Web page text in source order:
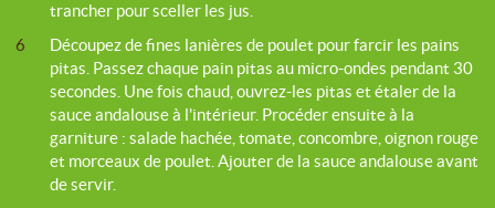
trancher pour sceller les jus.
6
Découpez de fines lanières de poulet pour farcir les pains
pitas. Passez chaque pain pitas au micro-ondes pendant 30
secondes. Une fois chaud, ouvrez-les pitas et étaler de la
sauce andalouse à l'intérieur. Procéder ensuite à la
garniture : salade hachée, tomate, concombre, oignon rouge
et morceaux de poulet. Ajouter de la sauce andalouse avant
de servir.